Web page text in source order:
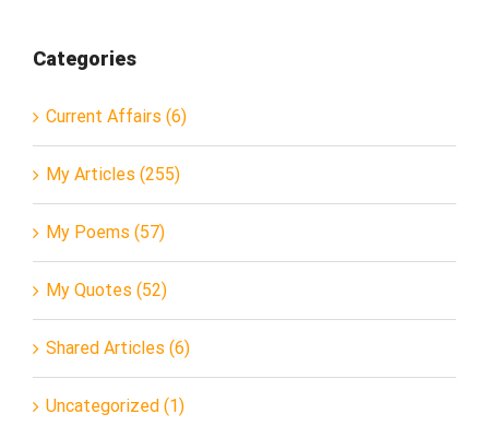
Categories
Current Affairs (6)
My Articles (255)
My Poems (57)
My Quotes (52)
Shared Articles (6)
Uncategorized (1)